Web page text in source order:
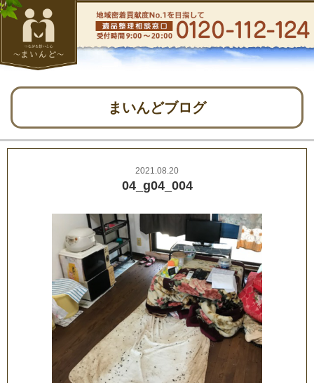
まいんどブログ
2021.08.20
04_g04_004